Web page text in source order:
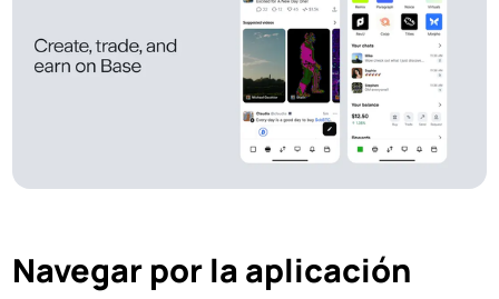
Navegar por la aplicación